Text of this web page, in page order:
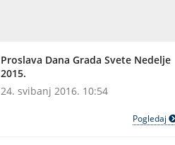
Proslava Dana Grada Svete Nedelje
2015.
24. svibanj 2016. 10:54
Pogledaj